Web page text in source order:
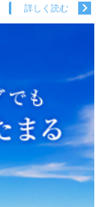
詳しく読む